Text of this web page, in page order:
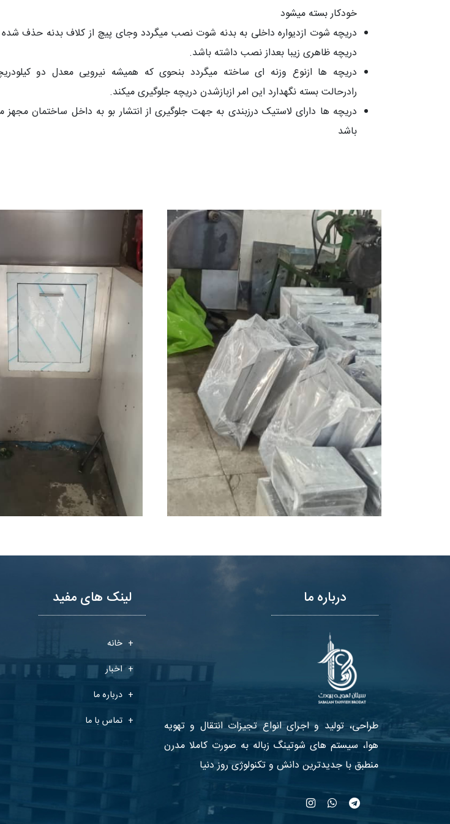
خودکار بسته میشود
دریچه شوت ازدیواره داخلی به بدنه شوت نصب میگردد وجای پیچ از کلاف بدنه حذف شده
دریچه ظاهری زیبا بعداز نصب داشته باشد.
دریچه ها ازنوع وزنه ای ساخته میگردد بنحوی که همیشه نیرویی معدل دو
رادرحالت بسته نگهدارد این امر ازبازشدن دریچه جلوگیری میکند.
دریچه ها دارای لاستیک درزبندی به جهت جلوگیری از انتشار بو به داخل ساختمان مجهز
باشد
درباره ما
طراحی، تولید و اجرای انواع تجیزات انتقال و تهویه
هوا، سیستم های شوتینگ زباله به صورت کاملا مدرن
منطبق با جدیدترین دانش و تکنولوژی روز دنیا
لینک های مفید
خانه
اخبار
درباره ما
تماس با ما